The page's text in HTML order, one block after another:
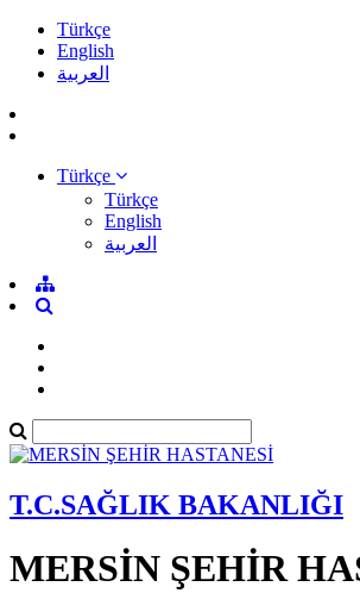
Türkçe
English
العربية
Türkçe
Türkçe
English
العربية
T.C.SAĞLIK BAKANLIĞI
MERSİN ŞEHİR